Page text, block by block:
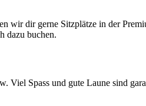
wir dir gerne Sitzplätze in der
dazu buchen.
Viel Spass und gute Laune sind